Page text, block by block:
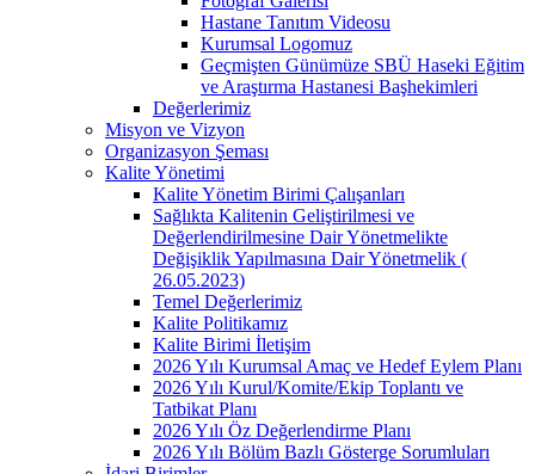
Hastane Tanıtım Videosu
Kurumsal Logomuz
Geçmişten Günümüze SBÜ Haseki Eğitim
ve Araştırma Hastanesi Başhekimleri
Değerlerimiz
Misyon ve Vizyon
Organizasyon Şeması
Kalite Yönetimi
Kalite Yönetim Birimi Çalışanları
Sağlıkta Kalitenin Geliştirilmesi ve
Değerlendirilmesine Dair Yönetmelikte
Değişiklik Yapılmasına Dair Yönetmelik (
26.05.2023)
Temel Değerlerimiz
Kalite Politikamız
Kalite Birimi İletişim
2026 Yılı Kurumsal Amaç ve Hedef Eylem Planı
2026 Yılı Kurul/Komite/Ekip Toplantı ve
Tatbikat Planı
2026 Yılı Öz Değerlendirme Planı
2026 Yılı Bölüm Bazlı Gösterge Sorumluları